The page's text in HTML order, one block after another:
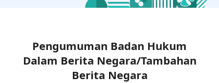
Pengumuman Badan Hukum
Dalam Berita Negara/Tambahan
Berita Negara